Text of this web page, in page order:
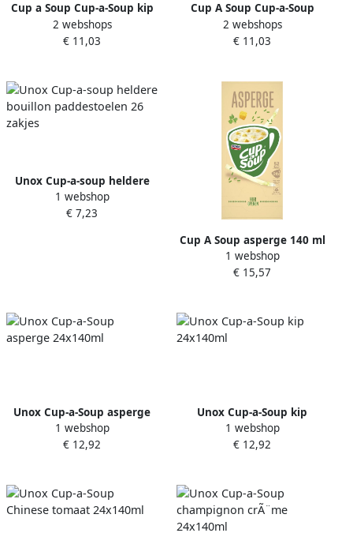
Cup a Soup Cup-a-Soup kip
pak van 21 zakjes
2 webshops
€ 11,03
Cup A Soup Cup-a-Soup
Indiase kerrie pak van 21
zakjes
2 webshops
€ 11,03
Unox Cup-a-soup heldere
bouillon paddestoelen 26
zakjes
1 webshop
€ 7,23
Cup A Soup asperge 140 ml
pak van 24 porties
1 webshop
€ 15,57
Unox Cup-a-Soup asperge
24x140ml
1 webshop
€ 12,92
Unox Cup-a-Soup kip
24x140ml
1 webshop
€ 12,92